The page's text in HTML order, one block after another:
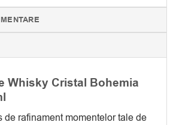
Whisky Cristal Bohemia
de rafinament momentelor tale de